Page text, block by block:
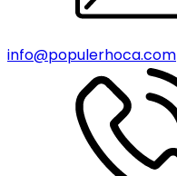
info@populerhoca.com